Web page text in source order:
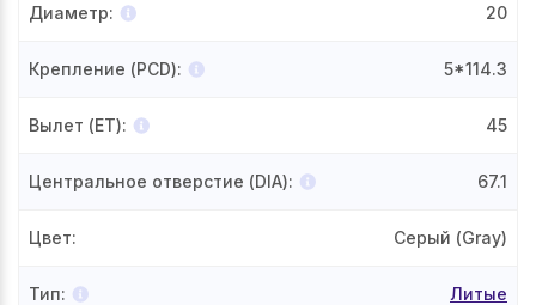
Диаметр: 20
Крепление (PCD): 5*114.3
Вылет (ET): 45
Центральное отверстие (DIA): 67.1
Цвет: Серый (Gray)
Тип: Литые